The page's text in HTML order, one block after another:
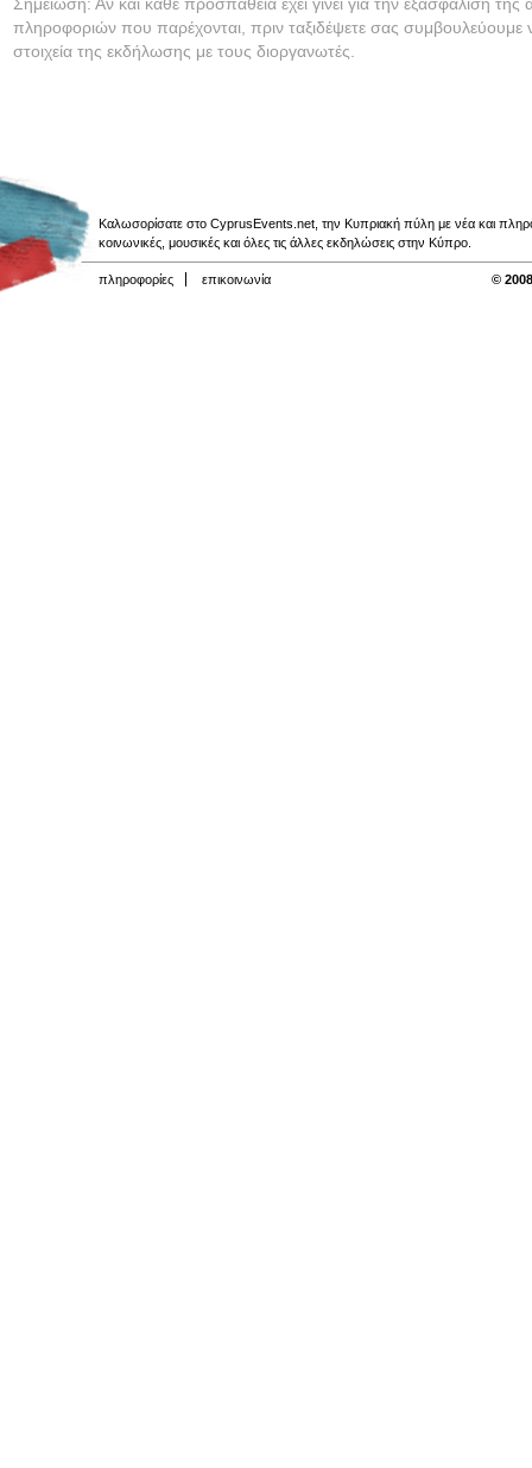
πληροφοριών που παρέχονται, πριν ταξιδέψετε σας συμβουλεύουμε
στοιχεία της εκδήλωσης με τους διοργανωτές.
Καλωσορίσατε στο CyprusEvents.net, την Κυπριακή πύλη με νέα και
κοινωνικές, μουσικές και όλες τις άλλες εκδηλώσεις στην Κύπρο.
πληροφορίες επικοινωνία ©